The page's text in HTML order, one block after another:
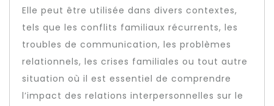
Elle peut être utilisée dans divers contextes,
tels que les conflits familiaux récurrents, les
troubles de communication, les problèmes
relationnels, les crises familiales ou tout autre
situation où il est essentiel de comprendre
l’impact des relations interpersonnelles sur le